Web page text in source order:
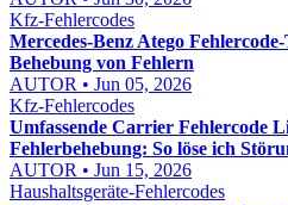
Kfz-Fehlercodes
Mercedes-Benz Atego
Behebung von Fehlern
AUTOR • Jun 05, 2026
Kfz-Fehlercodes
Umfassende Carrier Fehlercode
Fehlerbehebung: So löse ich
AUTOR • Jun 15, 2026
Haushaltsgeräte-Fehlercodes